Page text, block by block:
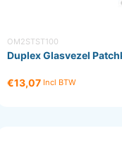
OM2STST100
Duplex Glasvezel
€13,07 Incl BTW